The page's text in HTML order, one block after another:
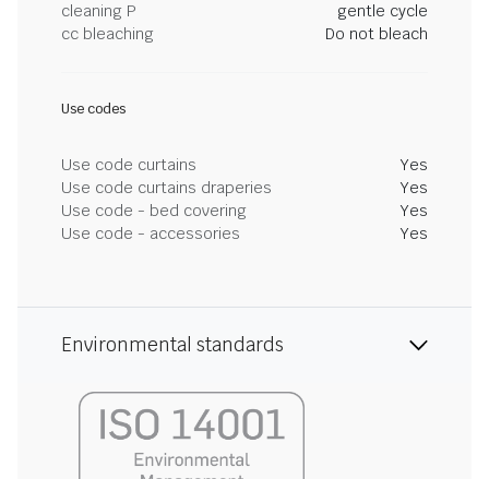
cleaning P
gentle cycle
cc bleaching
Do not bleach
Use codes
Use code curtains
Yes
Use code curtains draperies
Yes
Use code - bed covering
Yes
Use code - accessories
Yes
Environmental standards